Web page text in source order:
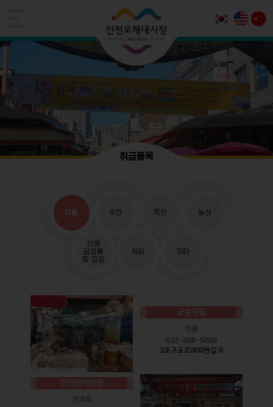
취급품목
식품 수산 축산 농산
의류
화장품
및 잡화
식당 기타
건강짱백화점
견과류
궁중떡집
식품
032-468-5088
3호구포로800번길 8